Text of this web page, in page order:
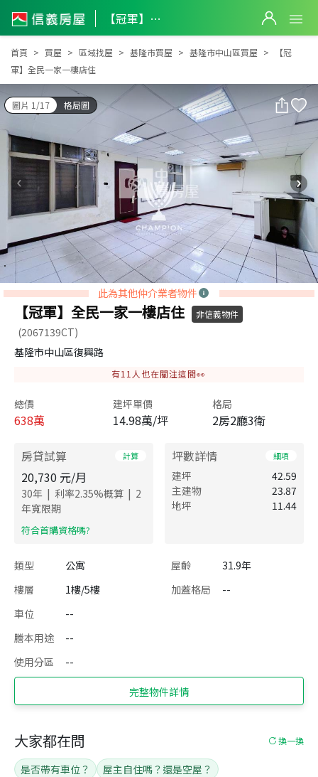
【冠軍】全民一家一樓店住
【冠軍】全民一家一樓店住
首頁 買屋 區域找屋 基隆市買屋 基隆市中山區買屋
【冠
軍】全民一家一樓店住
圖片 1/17 格局圖
此為其他仲介業者物件
【冠軍】全民一家一樓店住 非信義物件
(2067139CT)
基隆市中山區復興路
有11 人也在關注這間👀
總價
638萬
建坪單價
14.98萬/坪
格局
2房2廳3衛
房貸試算 計算
20,730 元/月
30年 | 利率2.35%概算 | 2
年寬限期
​符合首購資格嗎?
坪數詳情 細項
建坪
42.59
主建物
23.87
地坪
11.44
類型 公寓 屋齡
31.9年
樓層
1樓/5樓 加蓋格局
--
車位
--
謄本用途
--
使用分區
--
完整物件詳情
大家都在問 換一換
是否帶有車位？
屋主自住嗎？還是空屋？